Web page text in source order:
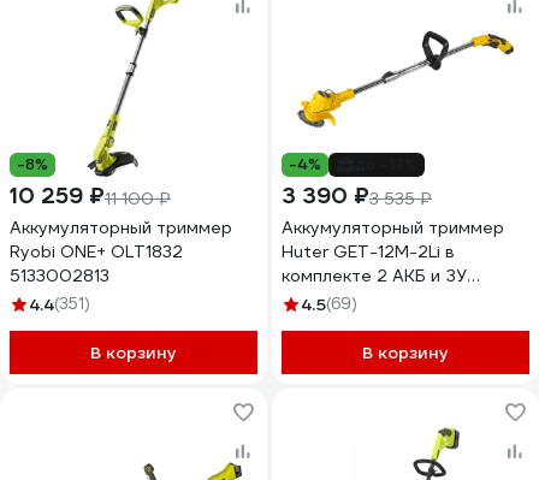
-8%
10 259 ₽11 100 ₽
Аккумуляторный триммер
Ryobi ONE+ OLT1832
5133002813
4.4(351)
В корзину
-4%
3 390 ₽3 535 ₽
Аккумуляторный триммер
Huter GET-12M-2Li в
комплекте 2 АКБ и ЗУ
70/1/65
4.5(69)
В корзину